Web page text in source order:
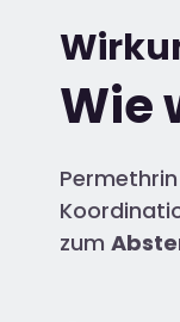
Wie
zum